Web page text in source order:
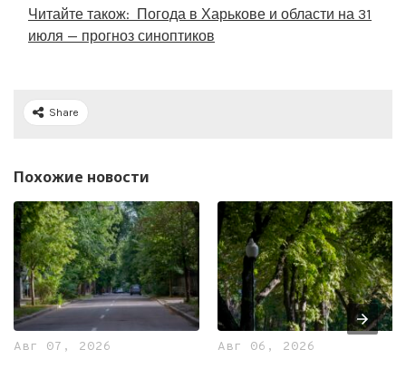
Читайте також: Погода в Харькове и области на 31
июля — прогноз синоптиков
Share
Похожие новости
Авг 07, 2026 Авг 06, 2026